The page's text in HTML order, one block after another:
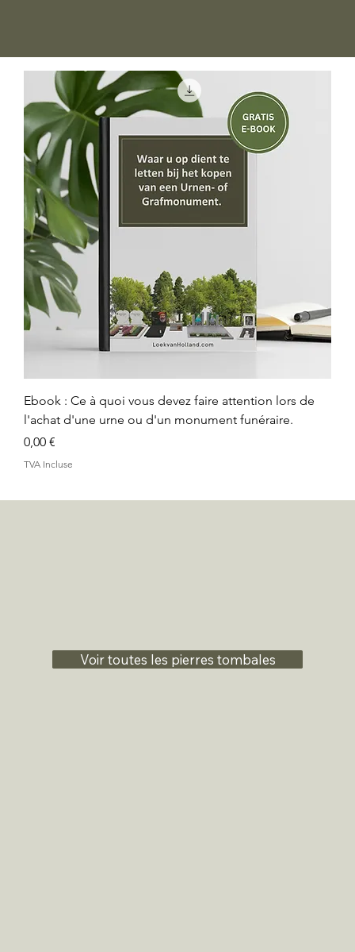
Ebook : Ce à quoi vous devez faire attention lors de
l'achat d'une urne ou d'un monument funéraire.
Prix
0,00 €
TVA Incluse
Voir toutes les pierres tombales